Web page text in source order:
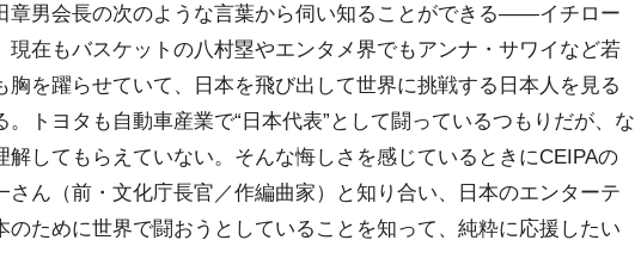
章男会長の次のような言葉から伺い知ることができる――イチロー
現在もバスケットの八村塁やエンタメ界でもアンナ・サワイなど若
胸を躍らせていて、日本を飛び出して世界に挑戦する日本人を見る
。トヨタも自動車産業で“日本代表”として闘っているつもりだが、な
解してもらえていない。そんな悔しさを感じているときにCEIPAの
さん（前・文化庁長官／作編曲家）と知り合い、日本のエンターテ
のために世界で闘おうとしていることを知って、純粋に応援したい